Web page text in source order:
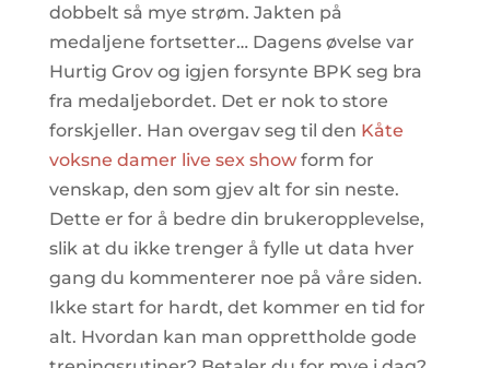
dobbelt så mye strøm. Jakten på
medaljene fortsetter… Dagens øvelse var
Hurtig Grov og igjen forsynte BPK seg bra
fra medaljebordet. Det er nok to store
forskjeller. Han overgav seg til den Kåte
voksne damer live sex showform for
venskap, den som gjev alt for sin neste.
Dette er for å bedre din brukeropplevelse,
slik at du ikke trenger å fylle ut data hver
gang du kommenterer noe på våre siden.
Ikke start for hardt, det kommer en tid for
alt. Hvordan kan man opprettholde gode